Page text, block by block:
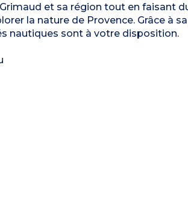
et sa région tout en faisant
la nature de Provence. Grâce à
nautiques sont à votre disposition.